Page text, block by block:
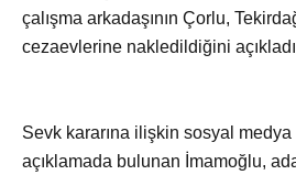
çalışma arkadaşının Çorlu,
cezaevlerine nakledildiğini
Sevk kararına ilişkin sosyal medya
açıklamada bulunan İmamoğlu,